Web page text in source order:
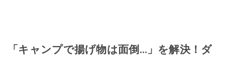
「キャンプで揚げ物は面倒…」を解決！ダ